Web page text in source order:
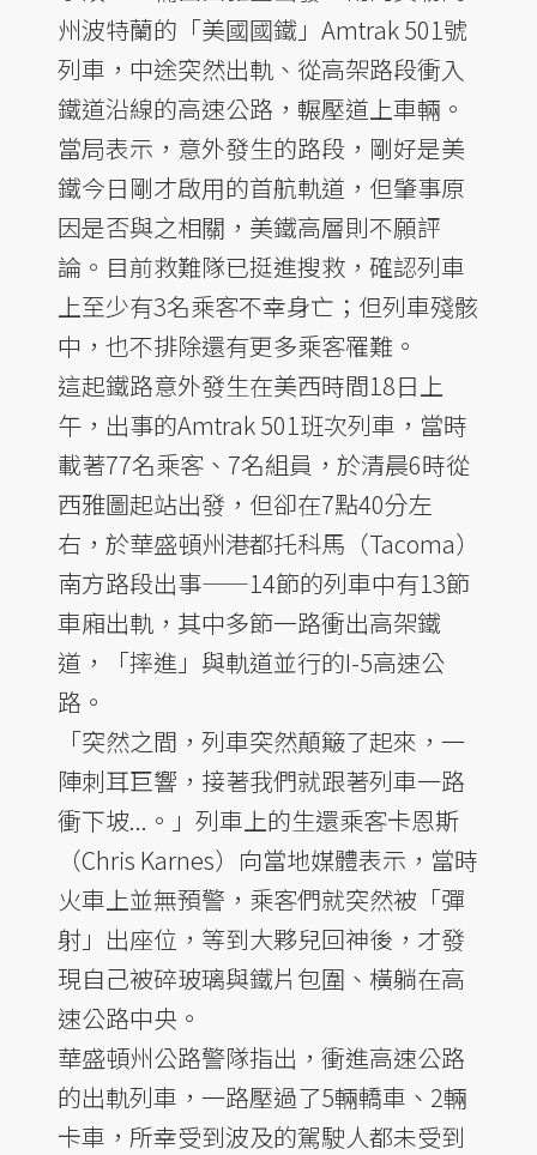
州波特蘭的「美國國鐵」Amtrak 501號
列車，中途突然出軌、從高架路段衝入
鐵道沿線的高速公路，輾壓道上車輛。
當局表示，意外發生的路段，剛好是美
鐵今日剛才啟用的首航軌道，但肇事原
因是否與之相關，美鐵高層則不願評
論。目前救難隊已挺進搜救，確認列車
上至少有3名乘客不幸身亡；但列車殘骸
中，也不排除還有更多乘客罹難。
這起鐵路意外發生在美西時間18日上
午，出事的Amtrak 501班次列車，當時
載著77名乘客、7名組員，於清晨6時從
西雅圖起站出發，但卻在7點40分左
右，於華盛頓州港都托科馬（Tacoma）
南方路段出事——14節的列車中有13節
車廂出軌，其中多節一路衝出高架鐵
道，「摔進」與軌道並行的I-5高速公
路。
「突然之間，列車突然顛簸了起來，一
陣刺耳巨響，接著我們就跟著列車一路
衝下坡...。」列車上的生還乘客卡恩斯
（Chris Karnes）向當地媒體表示，當時
火車上並無預警，乘客們就突然被「彈
射」出座位，等到大夥兒回神後，才發
現自己被碎玻璃與鐵片包圍、橫躺在高
速公路中央。
華盛頓州公路警隊指出，衝進高速公路
的出軌列車，一路壓過了5輛轎車、2輛
卡車，所幸受到波及的駕駛人都未受到